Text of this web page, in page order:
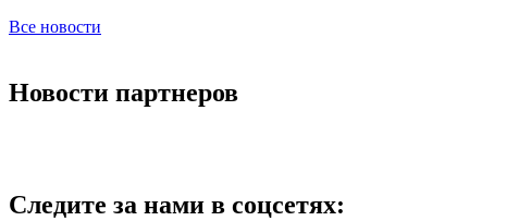
Все новости
Новости партнеров
Следите за нами в соцсетях: